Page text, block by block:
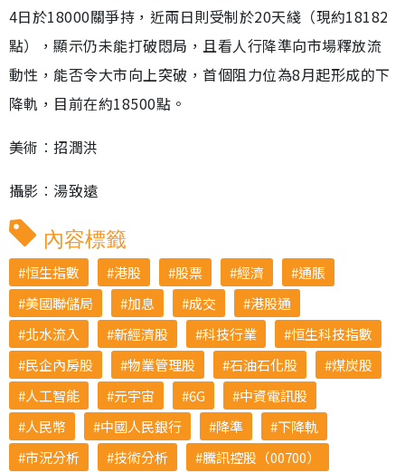
4日於18000關爭持，近兩日則受制於20天綫（現約18182
點），顯示仍未能打破悶局，且看人行降準向市場釋放流
動性，能否令大市向上突破，首個阻力位為8月起形成的下
降軌，目前在約18500點。
美術︰招潤洪
攝影︰湯致遠
內容標籤
恒生指數 港股 股票 經濟
通脹
美國聯儲局
加息 成交
港股通
北水流入
新經濟股 科技行業
恒生科技指數
民企內房股
物業管理股 石油石化股
煤炭股
人工智能
元宇宙 6G
中資電訊股
人民幣
中國人民銀行 降準
下降軌
市況分析
技術分析
騰訊控股（00700）